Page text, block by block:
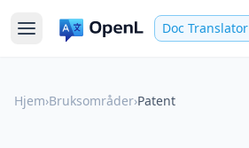
Doc Translator
Hjem›Bruksområder›Patent